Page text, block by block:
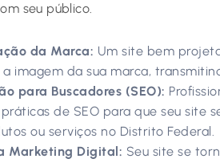
seu público.
da Marca: Um site bem
imagem da sua marca,
para Buscadores (SEO):
de SEO para que seu site
ou serviços no Distrito Federal.
Marketing Digital: Seu site se